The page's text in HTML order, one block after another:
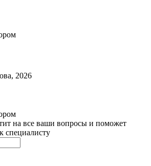
2026
на все ваши вопросы и поможет
специалисту